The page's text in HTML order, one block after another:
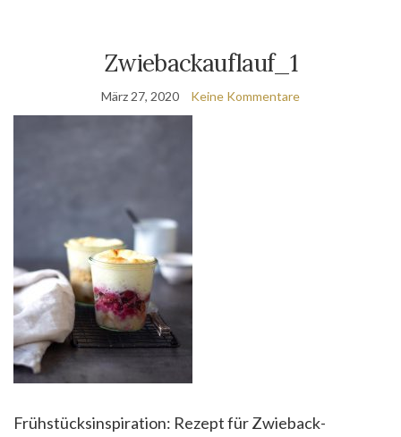
Zwiebackauflauf_1
März 27, 2020 Keine Kommentare
Frühstücksinspiration: Rezept für Zwieback-